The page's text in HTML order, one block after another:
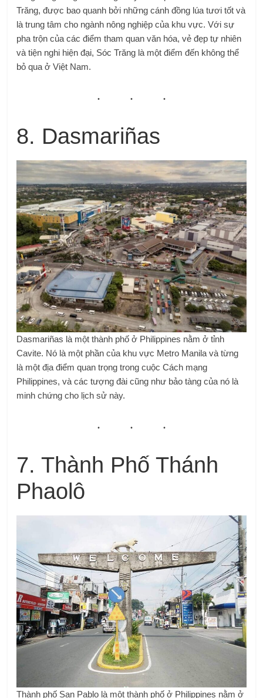
Trăng, được bao quanh bởi những cánh đồng lúa tươi tốt và
là trung tâm cho ngành nông nghiệp của khu vực. Với sự
pha trộn của các điểm tham quan văn hóa, vẻ đẹp tự nhiên
và tiện nghi hiện đại, Sóc Trăng là một điểm đến không thể
bỏ qua ở Việt Nam.
8. Dasmariñas
Dasmariñas là một thành phố ở Philippines nằm ở tỉnh
Cavite. Nó là một phần của khu vực Metro Manila và từng
là một địa điểm quan trọng trong cuộc Cách mạng
Philippines, và các tượng đài cũng như bảo tàng của nó là
minh chứng cho lịch sử này.
7. Thành Phố Thánh
Phaolô
Thành phố San Pablo là một thành phố ở Philippines nằm ở